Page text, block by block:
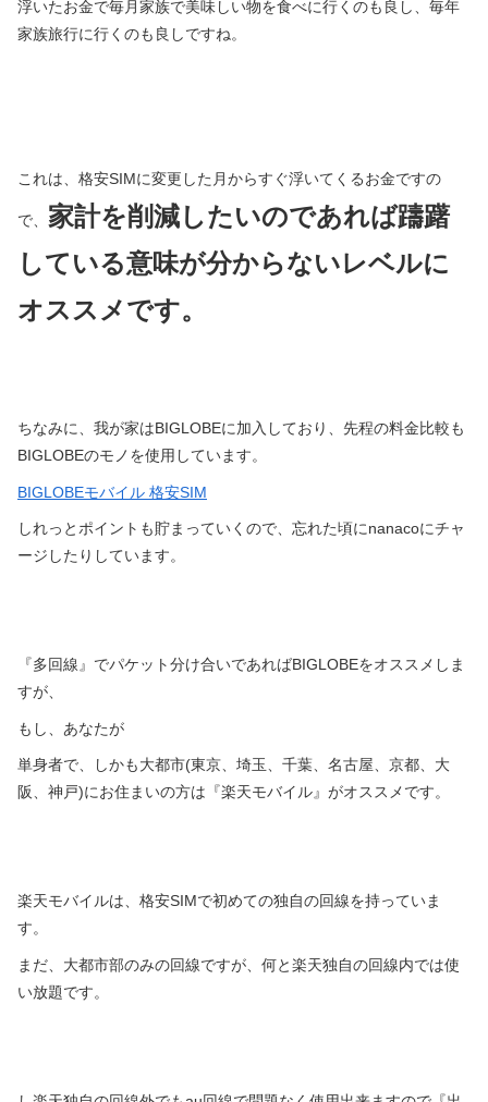
浮いたお金で毎月家族で美味しい物を食べに行くのも良し、毎年
家族旅行に行くのも良しですね。
これは、格安SIMに変更した月からすぐ浮いてくるお金ですの
で、 家計を削減したいのであれば躊躇
している意味が分からないレベルに
オススメです。
ちなみに、我が家はBIGLOBEに加入しており、先程の料金比較も
BIGLOBEのモノを使用しています。
BIGLOBEモバイル 格安SIM
しれっとポイントも貯まっていくので、忘れた頃にnanacoにチャ
ージしたりしています。
『多回線』でパケット分け合いであればBIGLOBEをオススメしま
すが、
もし、あなたが
単身者で、しかも大都市(東京、埼玉、千葉、名古屋、京都、大
阪、神戸)にお住まいの方は『楽天モバイル』がオススメです。
楽天モバイルは、格安SIMで初めての独自の回線を持っていま
す。
まだ、大都市部のみの回線ですが、何と楽天独自の回線内では使
い放題です。